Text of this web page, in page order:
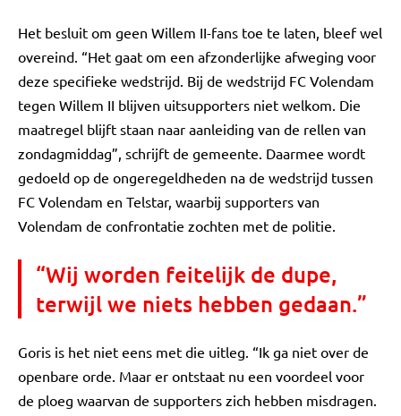
Het besluit om geen Willem II-fans toe te laten, bleef wel
overeind. “Het gaat om een afzonderlijke afweging voor
deze specifieke wedstrijd. Bij de wedstrijd FC Volendam
tegen Willem II blijven uitsupporters niet welkom. Die
maatregel blijft staan naar aanleiding van de rellen van
zondagmiddag”, schrijft de gemeente. Daarmee wordt
gedoeld op de ongeregeldheden na de wedstrijd tussen
FC Volendam en Telstar, waarbij supporters van
Volendam de confrontatie zochten met de politie.
“Wij worden feitelijk de dupe,
terwijl we niets hebben gedaan.”
Goris is het niet eens met die uitleg. “Ik ga niet over de
openbare orde. Maar er ontstaat nu een voordeel voor
de ploeg waarvan de supporters zich hebben misdragen.